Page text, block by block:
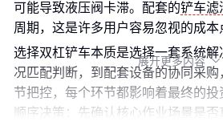
可能导致液压阀卡滞。配套的铲车滤
周期，这是许多用户容易忽视的成本
选择双杠铲车本质是选择一套系统
况匹配判断，到配套设备的协同采
节把控，每个环节都影响着最终的
顺序决策：先确认核心作业场景是
展开更多内容 